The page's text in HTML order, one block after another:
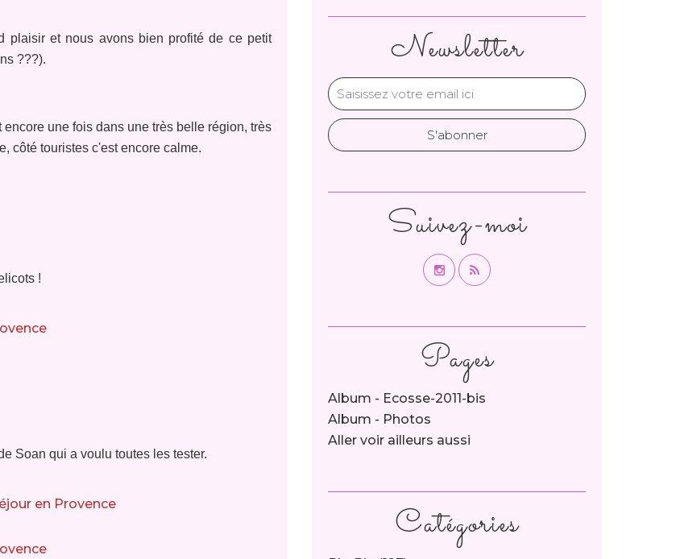
plaisir et nous avons bien profité de ce petit
???).
encore une fois dans une très belle région, très
côté touristes c'est encore calme.
!
Soan qui a voulu toutes les tester.
Newsletter
Catégories
Pages
Album - Ecosse-2011-bis
Album - Photos
Aller voir ailleurs aussi
Suivez-moi